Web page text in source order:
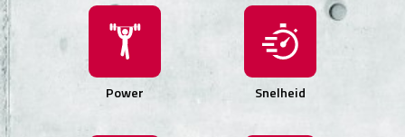
Power Snelheid